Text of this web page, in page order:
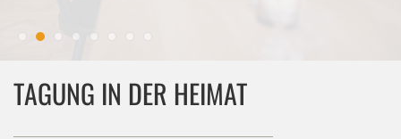
TAGUNG IN DER HEIMAT